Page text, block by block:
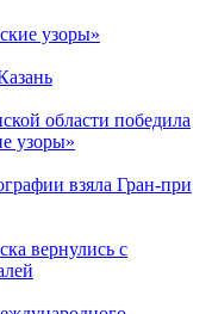
узоры»
области победила
узоры»
взяла Гран-при
вернулись с